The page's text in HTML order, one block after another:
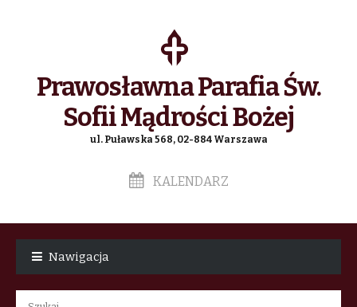
Prawosławna Parafia Św.
Sofii Mądrości Bożej
ul. Puławska 568, 02-884 Warszawa
KALENDARZ
Nawigacja
Szukaj: